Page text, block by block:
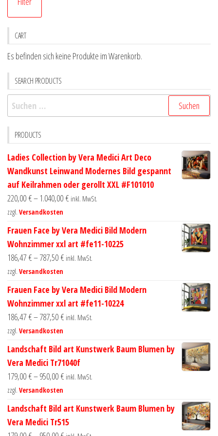
CART
Es befinden sich keine Produkte im Warenkorb.
SEARCH PRODUCTS
Suchen
nach:
PRODUCTS
Ladies Collection by Vera Medici Art Deco
Wandkunst Leinwand Modernes Bild gespannt
auf Keilrahmen oder gerollt XXL #F101010
220,00 €– 1.040,00 € inkl. MwSt.
zzgl. Versandkosten
Frauen Face by Vera Medici Bild Modern
Wohnzimmer xxl art #fe11-10225
186,47 €–787,50 € inkl. MwSt.
zzgl. Versandkosten
Frauen Face by Vera Medici Bild Modern
Wohnzimmer xxl art #fe11-10224
186,47 €–787,50 € inkl. MwSt.
zzgl. Versandkosten
Landschaft Bild art Kunstwerk Baum Blumen by
Vera Medici Tr71040f
179,00 €–950,00 € inkl. MwSt.
zzgl. Versandkosten
Landschaft Bild art Kunstwerk Baum Blumen by
Vera Medici Tr515